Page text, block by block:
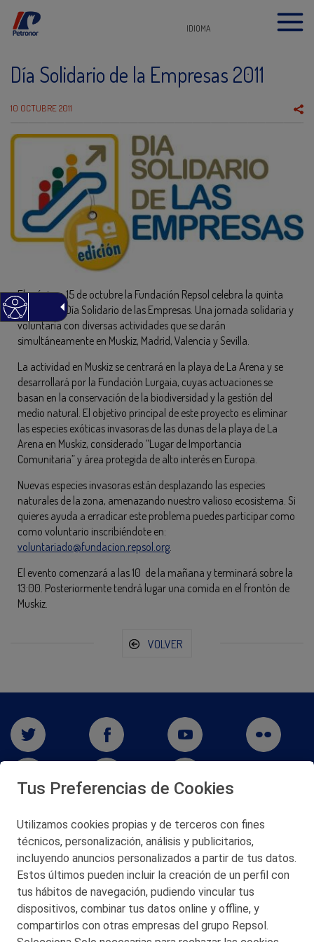
IDIOMA
Día Solidario de la Empresas 2011
10 OCTUBRE 2011
El próximo 15 de octubre la Fundación Repsol celebra la quinta
edición del Día Solidario de las Empresas. Una jornada solidaria y
voluntaria con diversas actividades que se darán
simultáneamente en Muskiz, Madrid, Valencia y Sevilla.
La actividad en Muskiz se centrará en la playa de La Arena y se
desarrollará por la Fundación Lurgaia, cuyas actuaciones se
basan en la conservación de la biodiversidad y la gestión del
medio natural. El objetivo principal de este proyecto es eliminar
las especies exóticas invasoras de las dunas de la playa de La
Arena en Muskiz, considerado “Lugar de Importancia
Comunitaria” y área protegida de alto interés en Europa.
Nuevas especies invasoras están desplazando las especies
naturales de la zona, amenazando nuestro valioso ecosistema. Si
quieres ayuda a erradicar este problema puedes participar como
como voluntario inscribiéndote en:
voluntariado@fundacion.repsol.org
El evento comenzará a las 10 de la mañana y terminará sobre la
13:00. Posteriormente tendrá lugar una comida en el frontón de
Muskiz.
VOLVER
San Martín 5-Edificio Muñatones,
48550 Muskiz (Bizkaia)
Telf. 946 357 000
© 2026 Petronor S.A.
Tus Preferencias de Cookies
Utilizamos cookies propias y de terceros con fines
técnicos, personalización, análisis y publicitarios,
incluyendo anuncios personalizados a partir de tus datos.
Estos últimos pueden incluir la creación de un perfil con
tus hábitos de navegación, pudiendo vincular tus
dispositivos, combinar tus datos online y offline, y
compartirlos con otras empresas del grupo Repsol.